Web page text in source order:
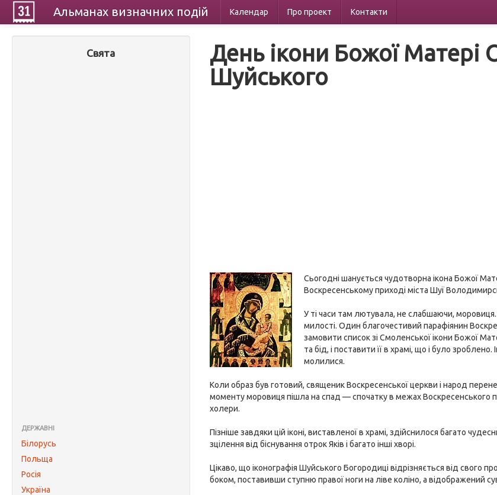
Альманах визначних подій Календар Про проект Контакти
Свята
ДЕРЖАВНІ
Білорусь
Польща
Росія
Україна
День ікони Божої Матері
Шуйського
Сьогодні шанується чудотворна ікона Божої
Воскресенському приході міста Шуї
У ті часи там лютувала, не слабшаючи,
милості. Один благочестивий парафіянин
замовити список зі Смоленської ікони Божої
та бід, і поставити її в храмі, що і було
молилися.
Коли образ був готовий, священик Воскресенської церкви і народ
моменту моровиця пішла на спад — спочатку в межах Воскресенського
холери.
Пізніше завдяки цій іконі, виставленої в храмі, здійснилося багато
зцілення від біснування отрок Яків і багато інші хворі.
Цікаво, що іконографія Шуйського Богородиці відрізняється від свого
боком, поставивши ступню правої ноги на ліве коліно, а відображений